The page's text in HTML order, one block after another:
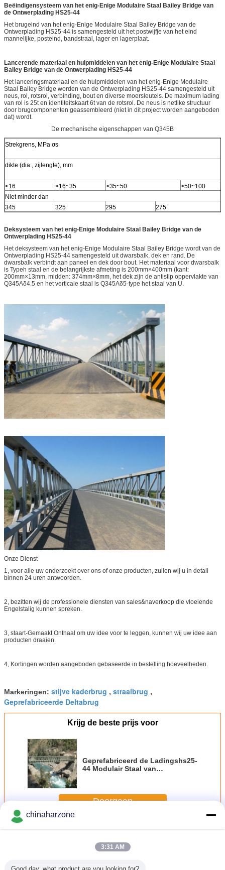
Beëindigensysteem van het enig-Enige Modulaire Staal Bailey Bridge van
de Ontwerplading HS25-44
Het brugeind van het enig-Enige Modulaire Staal Bailey Bridge van de
Ontwerplading HS25-44 is samengesteld uit het postwijfje van het eind
mannelijke, posteind, bandstraal, lager en lagerplaat.
Lancerende materiaal en hulpmiddelen van het enig-Enige Modulaire Staal
Bailey Bridge van de Ontwerplading HS25-44
Het lanceringsmateriaal en de hulpmiddelen van het enig-Enige Modulaire
Staal Bailey Bridge worden van de Ontwerplading HS25-44 samengesteld uit
neus, rol, rotsrol, verbinding, bout en diverse moersleutels. De maximum lading
van rol is 25t en identiteitskaart 6t van de rotsrol. De neus is netlike structuur
door brugcomponenten geassembleerd (niet in dit project worden aangeboden
dat) wordt.
De mechanische eigenschappen van Q345B
Strekgrens, MPa σs
dikte (dia., zijlengte), mm
≤16 >16~35 >35~50
>50~100
Niet minder dan
345
325 295 275
Deksysteem van het enig-Enige Modulaire Staal Bailey Bridge van de
Ontwerplading HS25-44
Het deksysteem van het enig-Enige Modulaire Staal Bailey Bridge wordt van de
Ontwerplading HS25-44 samengesteld uit dwarsbalk, dek en rand. De
dwarsbalk verbindt aan paneel en dek door bout. Het materiaal voor dwarsbalk
is Typeh staal en de belangrijkste afmeting is 200mm×400mm (kant:
200mm×13mm, midden: 374mm×8mm, het dek zijn de antislip oppervlakte van
Q345Aδ4.5 en het verticale staal is Q345Aδ5-type het staal van U.
Onze Dienst
1, voor alle uw onderzoekt over ons of onze producten, zullen wij u in detail
binnen 24 uren antwoorden.
2, bezitten wij de professionele diensten van sales&naverkoop die vloeiende
Engelstalig kunnen spreken.
3, staart-Gemaakt Onthaal om uw idee voor te leggen, kunnen wij uw idee aan
producten draaien.
4, Kortingen worden aangeboden gebaseerde in bestelling hoeveelheden.
Markeringen: stijve kaderbrug , straalbrug ,
Geprefabriceerde Deltabrug
Krijg de beste prijs voor
Geprefabriceerd de Ladingshs25-
44 Modulair Staal van
Doorgaan
MeerBaileybrug
chinaharzone
3:31 AM